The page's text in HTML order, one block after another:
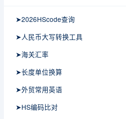
➤2026HScode查询
➤人民币大写转换工具
➤海关汇率
➤长度单位换算
➤外贸常用英语
➤HS编码比对